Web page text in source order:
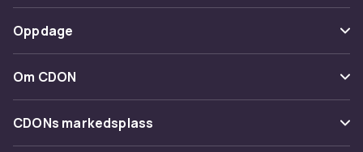
Spor pakke
Angre & returner her
Kontakt oss
Betaling
Levering
Tilbakekallinger
Oppdage
Kategorier
Varemerker
Om CDON
Om oss
CDONs markedsplass